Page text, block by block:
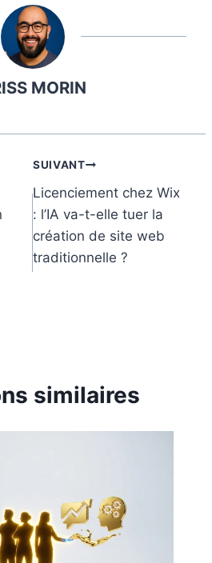
m
b
l
r
a
i
l
MORIN
SUIVANT
Licenciement chez Wix
: l’IA va-t-elle tuer la
création de site web
traditionnelle ?
similaires